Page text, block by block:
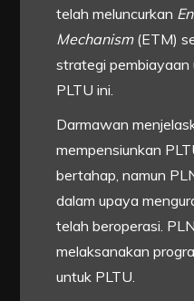
telah meluncurkan
Mechanism(ETM)
strategi pembiayaan
PLTU ini.
Darmawan
mempensiunkan
bertahap, namun
dalam upaya
telah beroperasi.
melaksanakan
untuk PLTU.